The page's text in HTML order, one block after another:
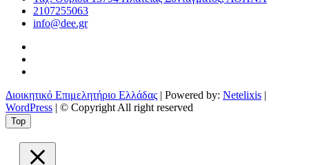
2107255063
info@dee.gr
Διοικητικό Επιμελητήριο Ελλάδας | Powered by: Netelixis |
WordPress | © Copyright All right reserved
Top